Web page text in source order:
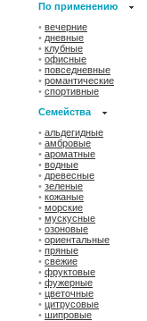
По применению
• вечерние
• дневные
• клубные
• офисные
• повседневные
• романтические
• спортивные
Семейства
• альдегидные
• амбровые
• ароматные
• водные
• древесные
• зеленые
• кожаные
• морские
• мускусные
• озоновые
• ориентальные
• пряные
• свежие
• фруктовые
• фужерные
• цветочные
• цитрусовые
• шипровые